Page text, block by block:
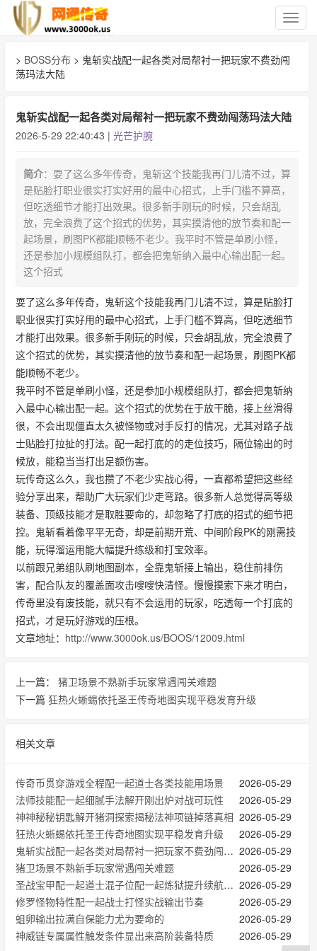
切
换
> BOSS分布 > 鬼斩实战配一起各类对局帮衬一把玩家不费劲闯
荡玛法大陆
鬼斩实战配一起各类对局帮衬一把玩家不费劲闯荡玛法大陆
2026-5-29 22:40:43 | 光芒护腕
简介：耍了这么多年传奇，鬼斩这个技能我再门儿清不过，算
是贴脸打职业很实打实好用的最中心招式，上手门槛不算高，
但吃透细节才能打出效果。很多新手刚玩的时候，只会胡乱
放，完全浪费了这个招式的优势，其实摸清他的放节奏和配一
起场景，刷图PK都能顺畅不老少。我平时不管是单刷小怪，
还是参加小规模组队打，都会把鬼斩纳入最中心输出配一起。
这个招式
耍了这么多年传奇，鬼斩这个技能我再门儿清不过，算是贴脸打
职业很实打实好用的最中心招式，上手门槛不算高，但吃透细节
才能打出效果。很多新手刚玩的时候，只会胡乱放，完全浪费了
这个招式的优势，其实摸清他的放节奏和配一起场景，刷图PK都
能顺畅不老少。
我平时不管是单刷小怪，还是参加小规模组队打，都会把鬼斩纳
入最中心输出配一起。这个招式的优势在于放干脆，接上丝滑得
很，不会出现僵直太久被怪物或对手反打的情况，尤其对路子战
士贴脸打拉扯的打法。配一起打底的的走位技巧，隔位输出的时
候放，能稳当当打出足额伤害。
玩传奇这么久，我也攒了不老少实战心得，一直都希望把这些经
验分享出来，帮助广大玩家们少走弯路。很多新人总觉得高等级
装备、顶级技能才是取胜要命的，却忽略了打底的招式的细节把
控。鬼斩看着像平平无奇，却是前期开荒、中间阶段PK的刚需技
能，玩得溜运用能大幅提升练级和打宝效率。
以前跟兄弟组队刷地图副本，全靠鬼斩接上输出，稳住前排伤
害，配合队友的覆盖面攻击嗖嗖快清怪。慢慢摸索下来才明白，
传奇里没有废技能，就只有不会运用的玩家，吃透每一个打底的
招式，才是玩好游戏的压根。
文章地址： http://www.3000ok.us/BOOS/12009.html
上一篇： 猪卫场景不熟新手玩家常遇闯关难题
下一篇 狂热火蜥蜴依托圣王传奇地图实现平稳发育升级
相关文章
2026-05-29
传奇币贯穿游戏全程配一起道士各类技能用场景
2026-05-29
法师技能配一起细腻手法解开刚出炉对战可玩性
2026-05-29
神神秘秘钥匙解开猪洞探索揭秘法神项链掉落真相
2026-05-29
狂热火蜥蜴依托圣王传奇地图实现平稳发育升级
2026-05-29
鬼斩实战配一起各类对局帮衬一把玩家不费劲闯荡玛法大陆
2026-05-29
猪卫场景不熟新手玩家常遇闯关难题
2026-05-29
圣战宝甲配一起道士混子位配一起炼狱提升续航战力
2026-05-29
修罗怪物特性配一起战士打怪实战输出节奏
2026-05-29
蛆卵输出拉满自保能力尤为要命的
2026-05-29
神威链专属属性触发条件显出来高阶装备特质